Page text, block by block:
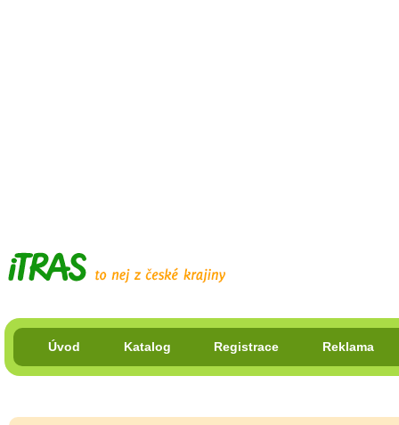
Úvod Katalog Registrace Reklama